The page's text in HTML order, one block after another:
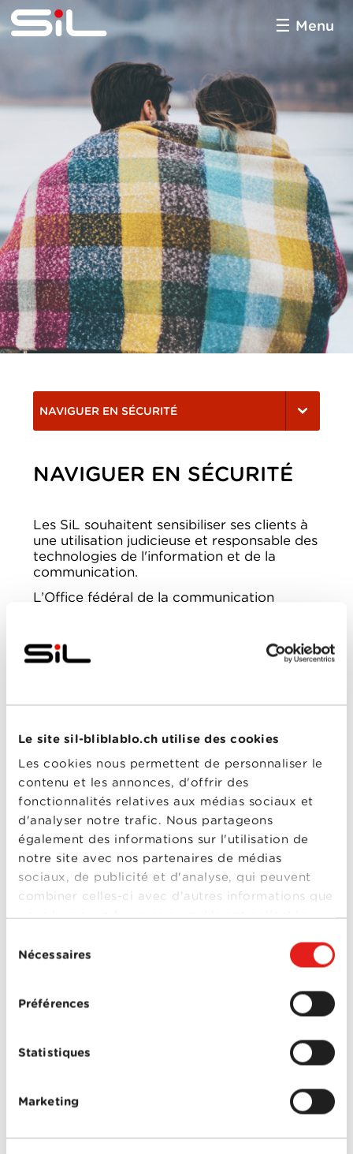
Le site sil-bliblablo.ch utilise des cookies
Les cookies nous permettent de personnaliser le
contenu et les annonces, d'offrir des
fonctionnalités relatives aux médias sociaux et
d'analyser notre trafic. Nous partageons
également des informations sur l'utilisation de
notre site avec nos partenaires de médias
sociaux, de publicité et d'analyse, qui peuvent
combiner celles-ci avec d'autres informations que
duNécessaires
Préférences
Statistiques
Marketing
multimédia
Menu
NAVIGUER EN SÉCURITÉ
NAVIGUER EN SÉCURITÉ
Les SiL souhaitent sensibiliser ses clients à
une utilisation judicieuse et responsable des
technologies de l'information et de la
communication.
L’Office fédéral de la communication
travers 15 histoires, elle relate les aventures
d’une famille sur internet et traite de
insuffisamment protégés, les applications
données qui mènent une vie propre sur la
toile, etc.
En PDF et en papier
Cette bande dessinée au format PDF est à
retrouver sur www.thewebsters.ch. Elle
peut aussi être commandée gratuitement
sous forme imprimée, en allemand, français,
italien, romanche et anglais.
Liens utiles
OFCOM : petites histoires d'internet
Mobile